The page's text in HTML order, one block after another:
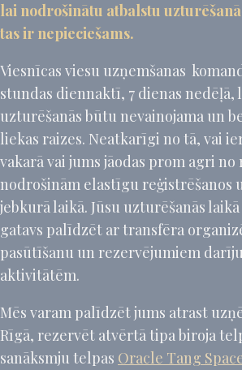
lai nodrošinātu atbalstu
tas ir nepieciešams.
Viesnīcas viesu uzņemšanas
stundas diennaktī, 7 dienas nedēļā,
uzturēšanās būtu nevainojama un
liekas raizes. Neatkarīgi no tā, vai
vakarā vai jums jāodas prom agri no
nodrošinām elastīgu reģistrēšanos
jebkurā laikā. Jūsu uzturēšanās
gatavs palīdzēt ar transfēra
pasūtīšanu un rezervējumiem
aktivitātēm.
Mēs varam palīdzēt jums atrast
Rīgā, rezervēt atvērtā tipa biroja
sanāksmju telpas Oracle Tang